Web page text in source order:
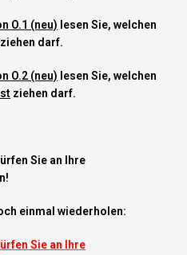
O.1 (neu) lesen Sie, welchen
ziehen darf.
O.2 (neu) lesen Sie, welchen
ziehen darf.
Sie an Ihre
einmal wiederholen:
Sie an Ihre